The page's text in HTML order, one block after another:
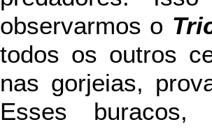
observarmos o
todos os outros
nas gorjeias,
Esses